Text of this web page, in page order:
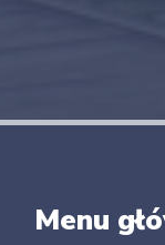
Menu